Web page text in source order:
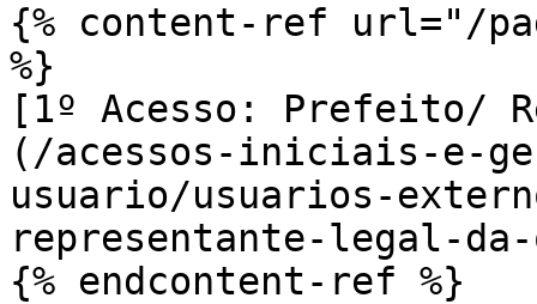
{% content-ref url="/
%}
[1º Acesso: Prefeito/
(/acessos-iniciais-e-
usuario/usuarios-
representante-legal-da-
{% endcontent-ref %}